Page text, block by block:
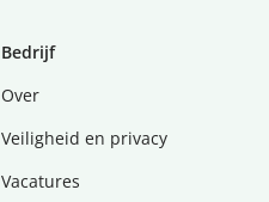
Bedrijf
Over
Veiligheid en privacy
Vacatures